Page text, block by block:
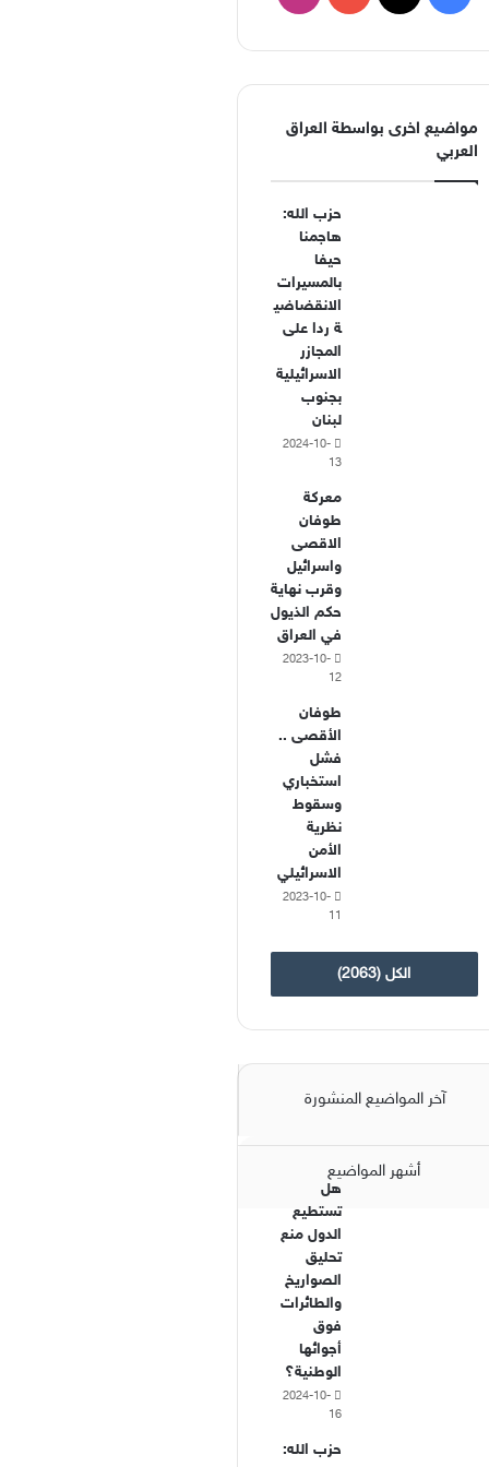
مواضيع اخرى بواسطة العراق
العربي
حزب الله:
هاجمنا
حيفا
بالمسيرات
الانقضاضي
ة ردا على
المجازر
الاسرائيلية
بجنوب
لبنان
2024-10-
13
معركة
طوفان
الاقصى
واسرائيل
وقرب نهاية
حكم الذيول
في العراق
2023-10-
12
طوفان
الأقصى ..
فشل
استخباري
وسقوط
نظرية
الأمن
الاسرائيلي
2023-10-
11
الكل (2063)
آخر المواضيع المنشورة
أشهر المواضيع
هل
تستطيع
الدول منع
تحليق
الصواريخ
والطائرات
فوق
أجوائها
الوطنية؟
2024-10-
16
حزب الله: